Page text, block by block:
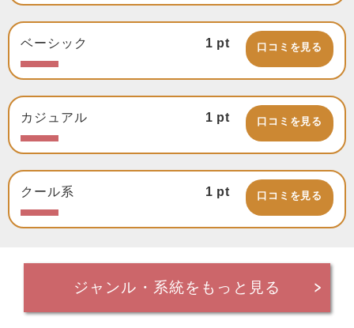
ベーシック 1 pt 口コミを見る
カジュアル 1 pt 口コミを見る
クール系 1 pt 口コミを見る
ジャンル・系統をもっと見る